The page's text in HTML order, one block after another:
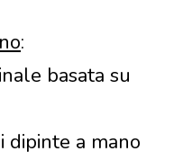
:
basata su
dipinte a mano